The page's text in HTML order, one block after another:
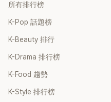
所有排行榜
K-Pop 話題榜
K-Beauty 排行
K-Drama 排行榜
K-Food 趨勢
K-Style 排行榜